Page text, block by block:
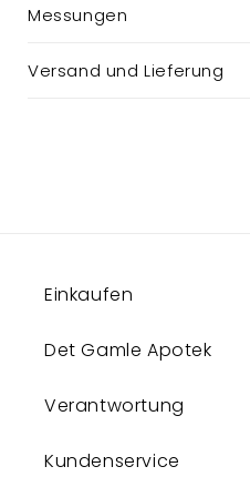
Messungen
Versand und Lieferung
Einkaufen
Det Gamle Apotek
Verantwortung
Kundenservice